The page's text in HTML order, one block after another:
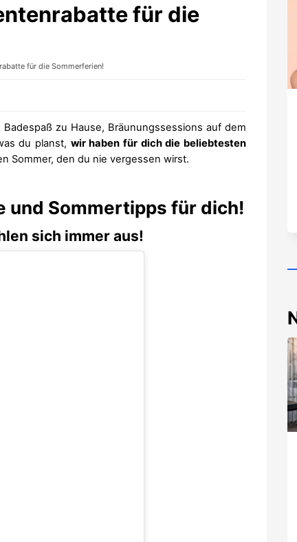
für die
für die Sommerferien!
zu Hause, Bräunungssessions auf dem
du planst, wir haben für dich die beliebtesten
Sommer, den du nie vergessen wirst.
und Sommertipps für dich!
sich immer aus!